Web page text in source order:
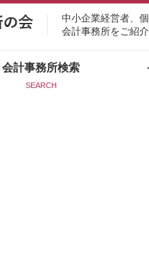
中小企業経営者、
会計事務所をご紹介
会計事務所検索
SEARCH